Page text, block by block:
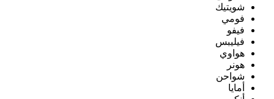
شويتيك
فومي
فيفو
فيليبس
هواوي
هونر
شواحن
أمايا